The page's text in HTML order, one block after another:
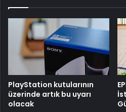
PlayStation kutularının
üzerinde artık bu uyarı
olacak